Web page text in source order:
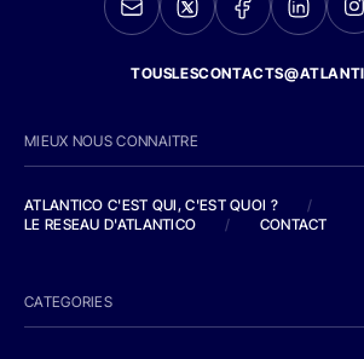
MIEUX NOUS CONNAITRE
ATLANTICO C'EST QUI, C'EST QUOI ?
/
LE RESEAU D'ATLANTICO
/ CONTACT
CATEGORIES